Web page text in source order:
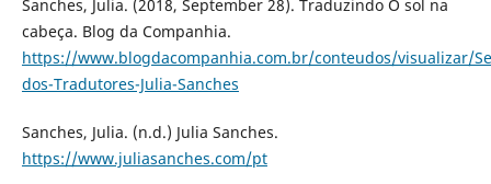
Sanches, Julia. (2018, September 28). Traduzindo O sol na
cabeça. Blog da Companhia.
https://www.blogdacompanhia.com.br/conteudos/visualizar/
dos-Tradutores-Julia-Sanches
Sanches, Julia. (n.d.) Julia Sanches.
https://www.juliasanches.com/pt